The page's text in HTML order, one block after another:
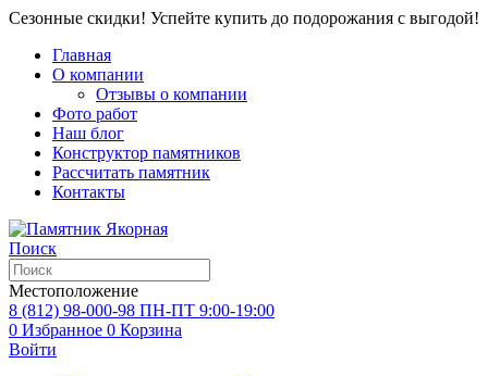
Сезонные скидки! Успейте купить до подорожания с выгодой!
Главная
О компании
Отзывы о компании
Фото работ
Наш блог
Конструктор памятников
Рассчитать памятник
Контакты
Поиск
Местоположение
8 (812) 98-000-98 ПН-ПТ 9:00-19:00
0 Избранное 0 Корзина
Войти